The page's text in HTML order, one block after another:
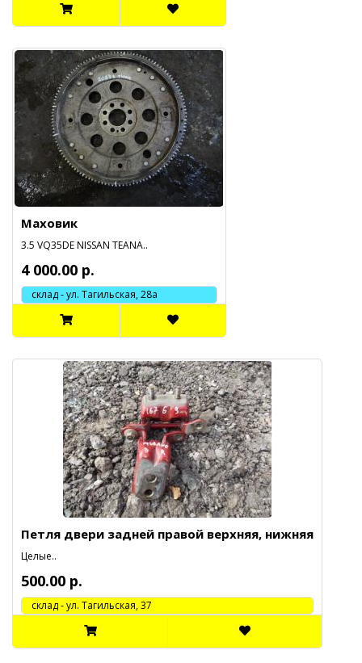
Маховик
3.5 VQ35DE NISSAN TEANA..
4 000.00 р.
склад - ул. Тагильская, 28а
Петля двери задней правой верхняя, нижняя
Целые..
500.00 р.
cклад - ул. Тагильская, 37